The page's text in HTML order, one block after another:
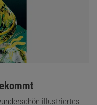
illustriertes